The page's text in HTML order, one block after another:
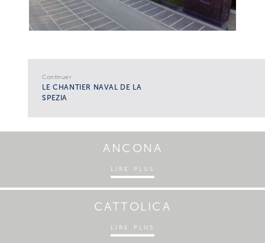
Continuer
LE CHANTIER NAVAL DE LA
SPEZIA
ANCONA
LIRE PLUS
CATTOLICA
LIRE PLUS